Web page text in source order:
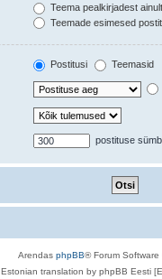
Teema pealkirjadest ainult
Teemade esimesed
Postitusi Teemasid
postituse
Arendas phpBB® Forum
Estonian translation by phpBB Eesti